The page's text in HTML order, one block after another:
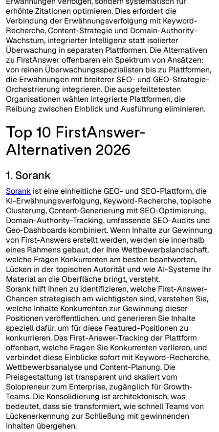
erhöhte Zitationen optimieren. Dies erfordert die
Verbindung der Erwähnungsverfolgung mit Keyword-
Recherche, Content-Strategie und Domain-Authority-
Wachstum, integrierter Intelligenz statt isolierter
Überwachung in separaten Plattformen. Die Alternativen
zu FirstAnswer offenbaren ein Spektrum von Ansätzen:
von reinen Überwachungsspezialisten bis zu Plattformen,
die Erwähnungen mit breiterer SEO- und GEO-Strategie-
Orchestrierung integrieren. Die ausgefeiltetesten
Organisationen wählen integrierte Plattformen, die
Reibung zwischen Einblick und Ausführung eliminieren.
Top 10 FirstAnswer-
Alternativen 2026
1. Sorank
Sorank ist eine einheitliche GEO- und SEO-Plattform, die
KI-Erwähnungsverfolgung, Keyword-Recherche, topische
Clusterung, Content-Generierung mit SEO-Optimierung,
Domain-Authority-Tracking, umfassende SEO-Audits und
Geo-Dashboards kombiniert. Wenn Inhalte zur Gewinnung
von First-Answers erstellt werden, werden sie innerhalb
eines Rahmens gebaut, der Ihre Wettbewerbslandschaft,
welche Fragen Konkurrenten am besten beantworten,
Lücken in der topischen Autorität und wie AI-Systeme Ihr
Material an die Oberfläche bringt, versteht.
Sorank hilft Ihnen zu identifizieren, welche First-Answer-
Chancen strategisch am wichtigsten sind, verstehen Sie,
welche Inhalte Konkurrenten zur Gewinnung dieser
Positionen veröffentlichen, und generieren Sie Inhalte
speziell dafür, um für diese Featured-Positionen zu
konkurrieren. Das First-Answer-Tracking der Plattform
offenbart, welche Fragen Sie Konkurrenten verlieren, und
verbindet diese Einblicke sofort mit Keyword-Recherche,
Wettbewerbsanalyse und Content-Planung. Die
Preisgestaltung ist transparent und skaliert vom
Solopreneur zum Enterprise, zugänglich für Growth-
Teams. Die Konsolidierung ist architektonisch, was
bedeutet, dass sie transformiert, wie schnell Teams von
Lückenerkennung zur Schließung mit gewinnenden
Inhalten übergehen.